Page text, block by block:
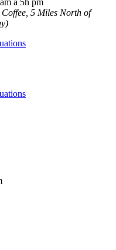
5 Miles North of